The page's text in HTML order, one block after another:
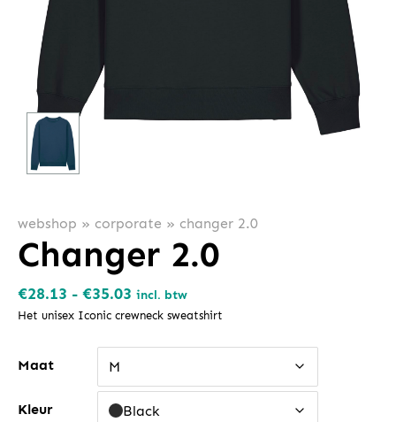
webshop » corporate » changer 2.0
Changer 2.0
€28.13 - €35.03 Prijsklasse:
€28.13
tot
incl. btw
Het unisex Iconic crewneck sweatshirt
Maat M
Kleur Black